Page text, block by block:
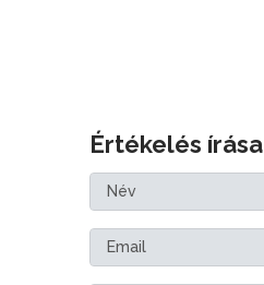
Értékelés írása